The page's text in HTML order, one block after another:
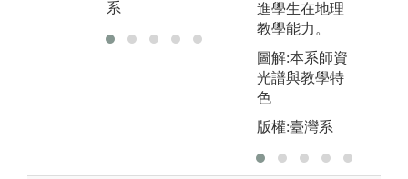
系
進學生在地理
教學能力。
圖解:本系師資
光譜與教學特
色
版權:臺灣系